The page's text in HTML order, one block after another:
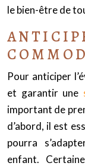
le bien-être de
Pour anticiper
et garantir une
important de
d’abord, il est
pourra
enfant.